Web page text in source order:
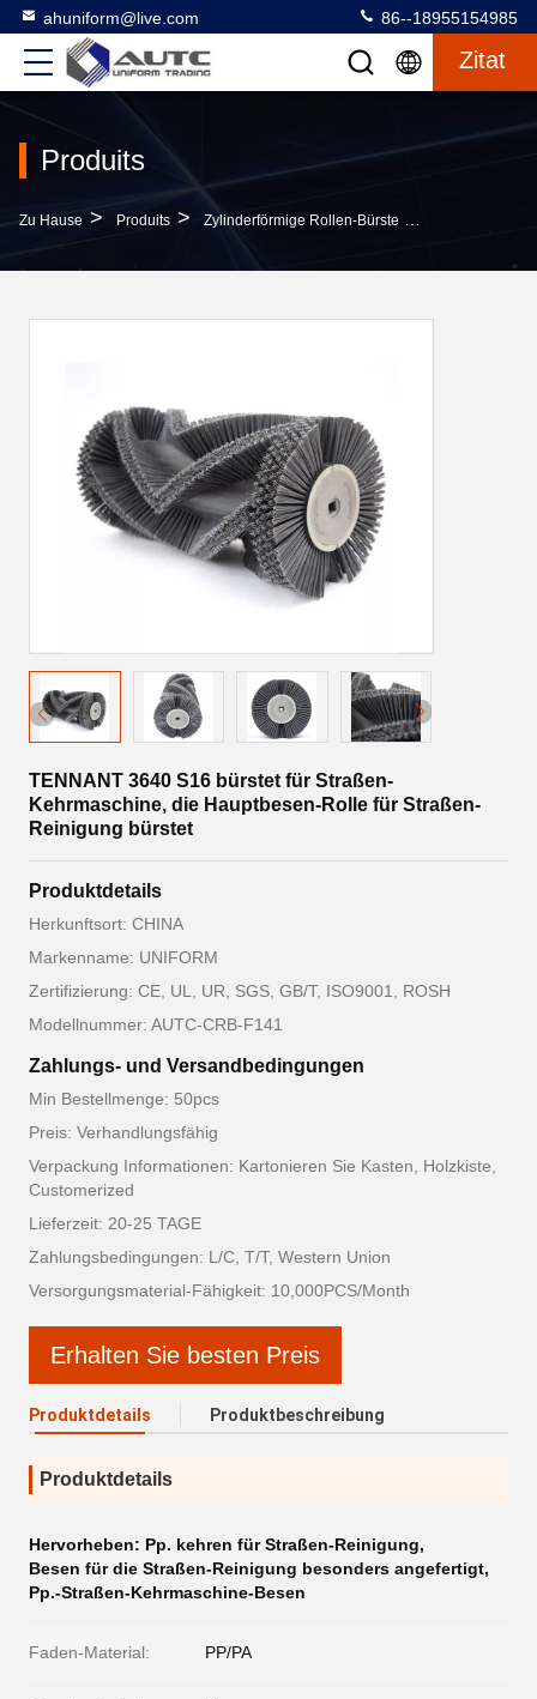
ahuniform@live.com 86--18955154985
Zitat
Produits
Zu Hause > Produits > Zylinderförmige Rollen-Bürste >
TENNANT 3640 S16 bürstet für Straßen-
Kehrmaschine, die Hauptbesen-Rolle für Straßen-
Reinigung bürstet
Produktdetails
Herkunftsort: CHINA
Markenname: UNIFORM
Zertifizierung: CE, UL, UR, SGS, GB/T, ISO9001, ROSH
Modellnummer: AUTC-CRB-F141
Zahlungs- und Versandbedingungen
Min Bestellmenge: 50pcs
Preis: Verhandlungsfähig
Verpackung Informationen: Kartonieren Sie Kasten, Holzkiste,
Customerized
Lieferzeit: 20-25 TAGE
Zahlungsbedingungen: L/C, T/T, Western Union
Versorgungsmaterial-Fähigkeit: 10,000PCS/Month
Erhalten Sie besten Preis
Produktdetails Produktbeschreibung
Produktdetails
Hervorheben: Pp. kehren für Straßen-Reinigung,
Besen für die Straßen-Reinigung besonders angefertigt,
Pp.-Straßen-Kehrmaschine-Besen
Faden-Material: PP/PA